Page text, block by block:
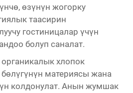
өзүнүн жогорку
таасирин
гостиницалар үчүн
болуп саналат.
хлопок
материясы жана
колдонулат. Анын жумшак